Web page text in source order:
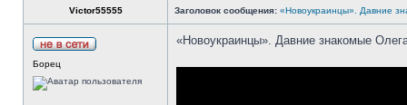
Victor55555 Заголовок сообщения: «Новоукраинцы». Давние
Борец
«Новоукраинцы». Давние знакомые